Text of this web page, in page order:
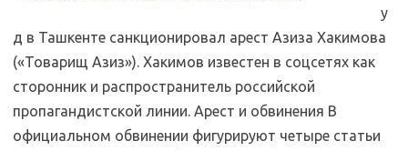
у
д в Ташкенте санкционировал арест Азиза Хакимова
(«Товарищ Азиз»). Хакимов известен в соцсетях как
сторонник и распространитель российской
пропагандистской линии. Арест и обвинения В
официальном обвинении фигурируют четыре статьи